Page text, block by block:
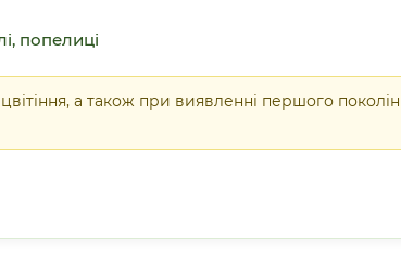
попелиці
а також при виявленні першого